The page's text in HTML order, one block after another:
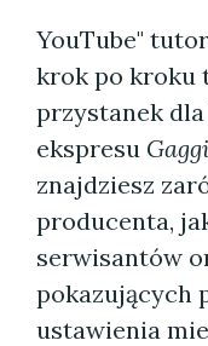
YouTube"
krok po kroku
przystanek dla
ekspresu
znajdziesz
producenta,
serwisantów
pokazujących
ustawienia